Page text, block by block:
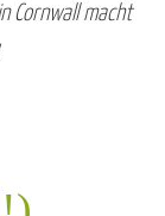
Cornwall macht